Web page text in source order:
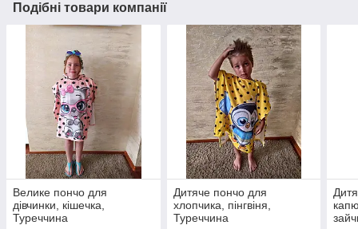
Подібні товари компанії
Велике пончо для
дівчинки, кішечка,
Туреччина
Дитяче пончо для
хлопчика, пінгвіня,
Туреччина